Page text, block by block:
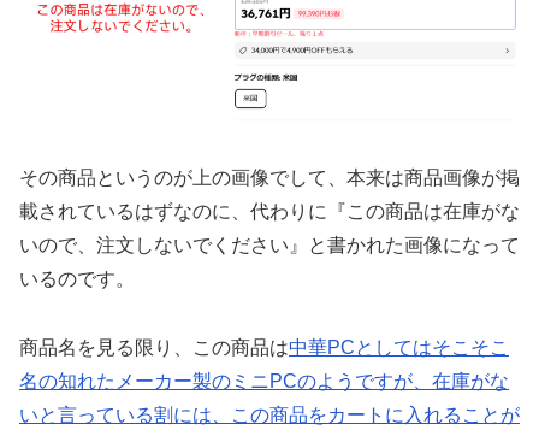
その商品というのが上の画像でして、本来は商品画像が掲
載されているはずなのに、代わりに『この商品は在庫がな
いので、注文しないでください』と書かれた画像になって
いるのです。
商品名を見る限り、この商品は中華PCとしてはそこそこ
名の知れたメーカー製のミニPCのようですが、在庫がな
いと言っている割には、この商品をカートに入れることが